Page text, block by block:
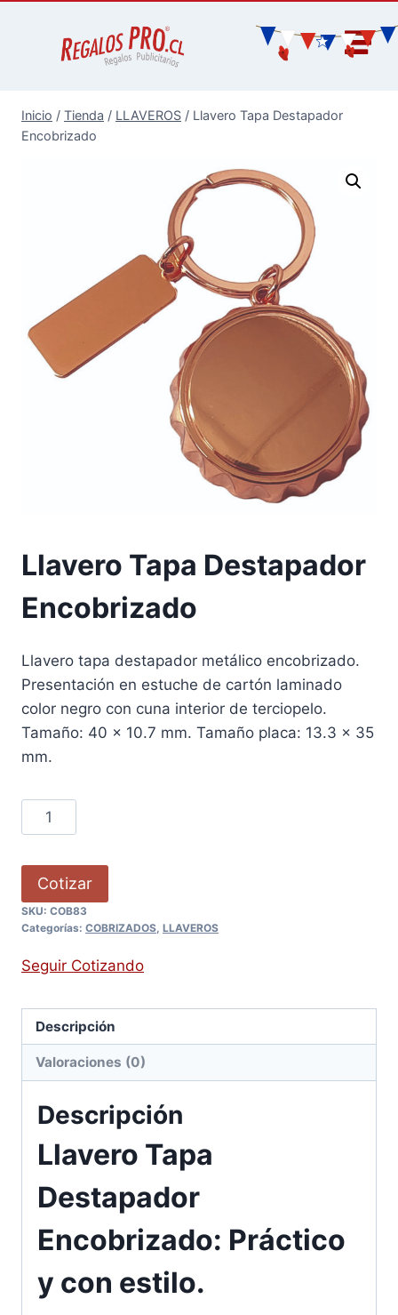
Inicio / Tienda / LLAVEROS / Llavero Tapa Destapador
Encobrizado
Llavero Tapa Destapador
Encobrizado
Llavero tapa destapador metálico encobrizado.
Presentación en estuche de cartón laminado
color negro con cuna interior de terciopelo.
Tamaño: 40 x 10.7 mm. Tamaño placa: 13.3 x 35
mm.
Cotizar
SKU: COB83
Categorías: COBRIZADOS, LLAVEROS
Seguir Cotizando
Descripción
Valoraciones (0)
Descripción
Llavero Tapa
Destapador
Encobrizado: Práctico
y con estilo.